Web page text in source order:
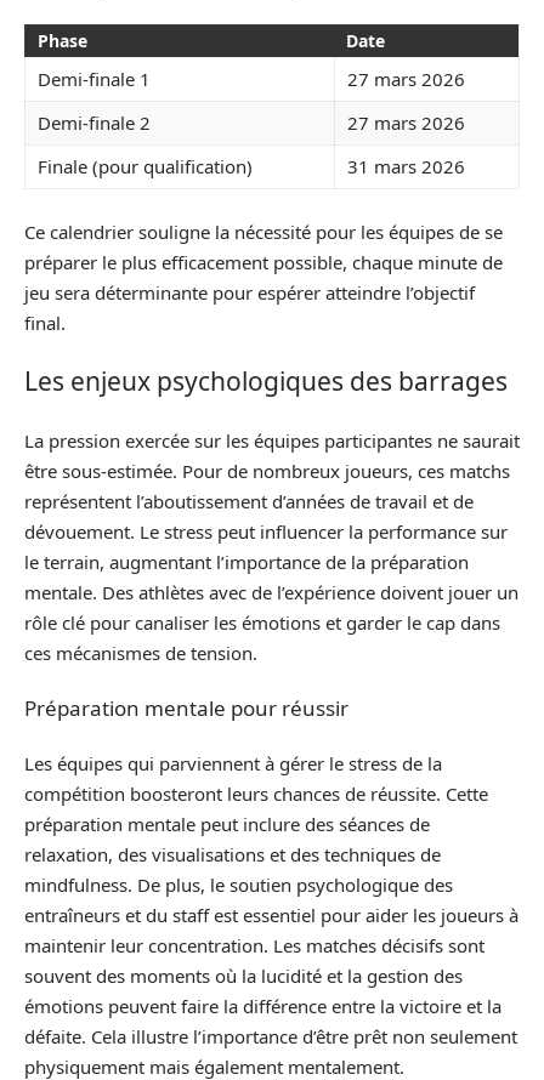
Phase Date
Demi-finale 1
27 mars 2026
Demi-finale 2
27 mars 2026
Finale (pour qualification)
31 mars 2026
Ce calendrier souligne la nécessité pour les équipes de se
préparer le plus efficacement possible, chaque minute de
jeu sera déterminante pour espérer atteindre l’objectif
final.
Les enjeux psychologiques des barrages
La pression exercée sur les équipes participantes ne saurait
être sous-estimée. Pour de nombreux joueurs, ces matchs
représentent l’aboutissement d’années de travail et de
dévouement. Le stress peut influencer la performance sur
le terrain, augmentant l’importance de la préparation
mentale. Des athlètes avec de l’expérience doivent jouer un
rôle clé pour canaliser les émotions et garder le cap dans
ces mécanismes de tension.
Préparation mentale pour réussir
Les équipes qui parviennent à gérer le stress de la
compétition boosteront leurs chances de réussite. Cette
préparation mentale peut inclure des séances de
relaxation, des visualisations et des techniques de
mindfulness. De plus, le soutien psychologique des
entraîneurs et du staff est essentiel pour aider les joueurs à
maintenir leur concentration. Les matches décisifs sont
souvent des moments où la lucidité et la gestion des
émotions peuvent faire la différence entre la victoire et la
défaite. Cela illustre l’importance d’être prêt non seulement
physiquement mais également mentalement.